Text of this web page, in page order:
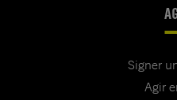
Signer
Agir